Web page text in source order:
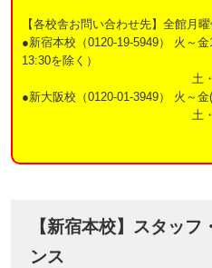
【各校舎お問い合わせ先】全館月
●新宿本校（0120-19-5949） 火～
13:30を除く）
土・日10:00
●新大阪校（0120-01-3949） 火～
土・日・祝・第２
【新宿本校】スタッ
ンス